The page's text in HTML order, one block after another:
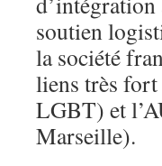
soutien
la société
liens très
LGBT) et
Marseille).